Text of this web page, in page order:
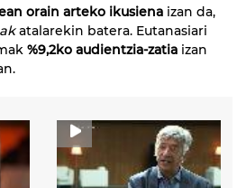
orain arteko ikusiena izan da,
atalarekin batera. Eutanasiari
%9,2ko audientzia-zatia izan